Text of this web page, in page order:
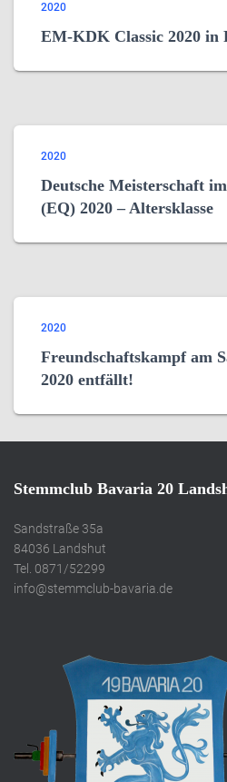
2020
EM-KDK Classic 2020 in
2020
Deutsche Meisterschaft
(EQ) 2020 – Altersklasse
2020
Freundschaftskampf am
2020 entfällt!
Stemmclub Bavaria 20
Sandstraße 35a
84036 Landshut
Tel. 0871/52299
info@stemmclub-bavaria.de